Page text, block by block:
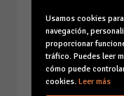
La
un 6,4%
trimestre
paréntesis
Usamos cookies
navegación,
proporcionar
tráfico. Puedes leer
cómo puede
cookies. Leer más